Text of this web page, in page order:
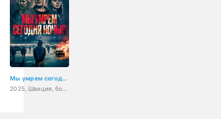
Мы умрем сегодня ночью
2025, Швеция, боевик, триллер, криминал